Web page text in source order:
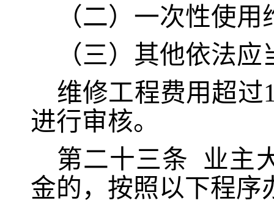
（二）一次性使
（三）其他依法
维修工程费用超过
进行审核。
第二十三条
业主
金的，按照以下程序